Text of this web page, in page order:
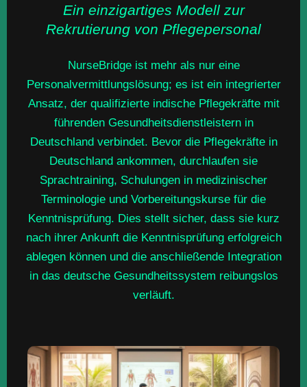
Ein einzigartiges Modell zur
Rekrutierung von Pflegepersonal
NurseBridge ist mehr als nur eine
Personalvermittlungslösung; es ist ein integrierter
Ansatz, der qualifizierte indische Pflegekräfte mit
führenden Gesundheitsdienstleistern in
Deutschland verbindet. Bevor die Pflegekräfte in
Deutschland ankommen, durchlaufen sie
Sprachtraining, Schulungen in medizinischer
Terminologie und Vorbereitungskurse für die
Kenntnisprüfung. Dies stellt sicher, dass sie kurz
nach ihrer Ankunft die Kenntnisprüfung erfolgreich
ablegen können und die anschließende Integration
in das deutsche Gesundheitssystem reibungslos
verläuft.